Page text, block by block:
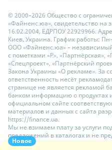
Новое
© 2000–2026 Общество с
«Файненс.юа», свидетельство на
16.02.2004, ЕДРПОУ 22929966.
Киев, Украина. График работы:
ООО «Файненс.юа» –
с пометками «Р», «Партнёрская»,
«Спецпроект», «Партнёрский
Закона Украины «О рекламе». За
ответственность несёт
странице не является рекламой
банком информацию о продуктах
официальном сайте
материалов и данных с сайта
https://finance.ua.
Мы не взимаем плату за услуги
предложений в каталогах и не
размещения депозитов и